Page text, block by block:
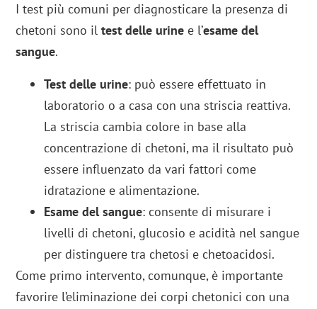
I test più comuni per diagnosticare la presenza di
chetoni sono iltest delle urine e l’esame del
sangue.
Test delle urine: può essere effettuato in
laboratorio o a casa con una striscia reattiva.
La striscia cambia colore in base alla
concentrazione di chetoni, ma il risultato può
essere influenzato da vari fattori come
idratazione e alimentazione.
Esame del sangue: consente di misurare i
livelli di chetoni, glucosio e acidità nel sangue
per distinguere tra chetosi e chetoacidosi.
Come primo intervento, comunque, è importante
favorire l’eliminazione dei corpi chetonici con una